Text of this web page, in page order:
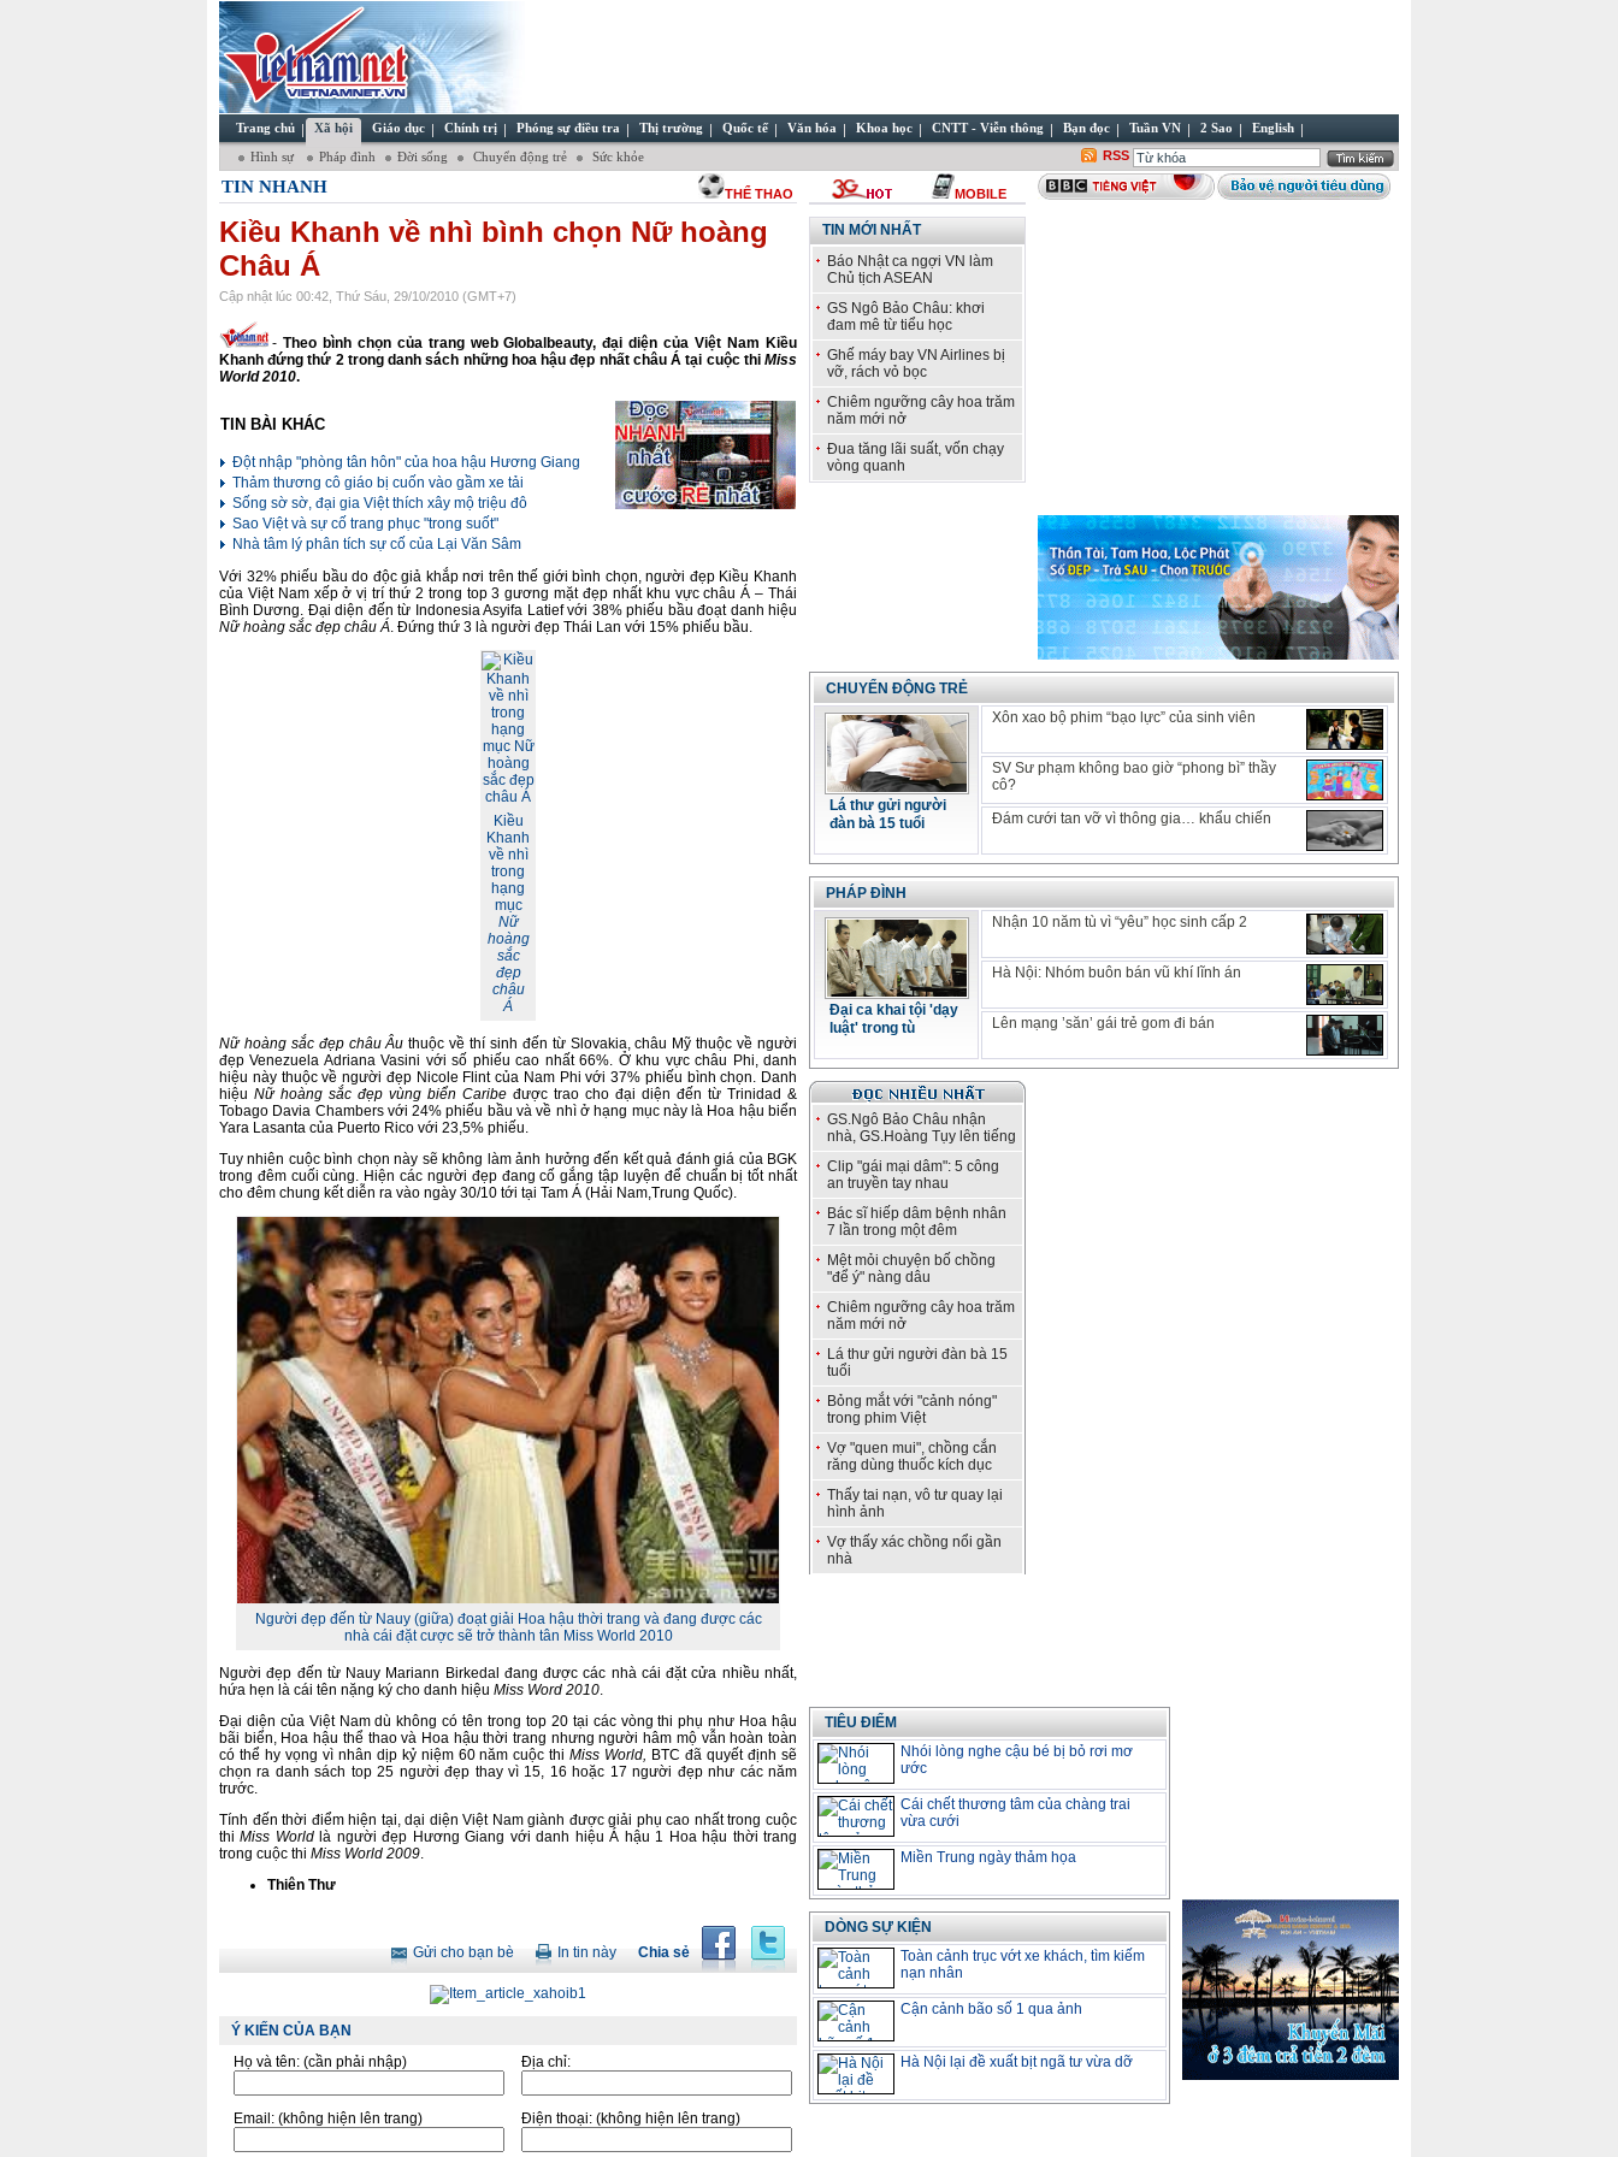
Trang chủ Xã hội Giáo dục Chính trị Phóng sự điều tra Thị trường Quốc tế Văn hóa Khoa học CNTT - Viễn thông Bạn đọc Tuần VN 2 Sao English
Hình sự Pháp đình Đời sống Chuyển động trẻ Sức khỏe RSS
TIN NHANH THỂ THAO MOBILE
Kiều Khanh về nhì bình chọn Nữ hoàng
Châu Á
Cập nhật lúc 00:42, Thứ Sáu, 29/10/2010 (GMT+7)
- Theo bình chọn của trang web Globalbeauty, đại diện của Việt Nam Kiều
Khanh đứng thứ 2 trong danh sách những hoa hậu đẹp nhất châu Á tại cuộc thi Miss
World2010.
TIN BÀI KHÁC
Đột nhập "phòng tân hôn" của hoa hậu Hương Giang
Thảm thương cô giáo bị cuốn vào gầm xe tải
Sống sờ sờ, đại gia Việt thích xây mộ triệu đô
Sao Việt và sự cố trang phục "trong suốt"
Nhà tâm lý phân tích sự cố của Lại Văn Sâm
Với 32% phiếu bầu do độc giả khắp nơi trên thế giới bình chọn, người đẹp Kiều Khanh
của Việt Nam xếp ở vị trí thứ 2 trong top 3 gương mặt đẹp nhất khu vực châu Á – Thái
Bình Dương. Đại diện đến từ Indonesia Asyifa Latief với 38% phiếu bầu đoạt danh hiệu
Nữ hoàng sắc đẹp châu Á. Đứng thứ 3 là người đẹp Thái Lan với 15% phiếu bầu.
Kiều
Khanh
về nhì
trong
hạng
mục
Nữ
hoàng
sắc
đẹp
châu
Á
Nữ hoàng sắc đẹp châu Âu thuộc về thí sinh đến từ Slovakia, châu Mỹ thuộc về người
đẹp Venezuela Adriana Vasini với số phiếu cao nhất 66%. Ở khu vực châu Phi, danh
hiệu này thuộc về người đẹp Nicole Flint của Nam Phi với 37% phiếu bình chọn. Danh
hiệu Nữ hoàng sắc đẹp vùng biển Caribe được trao cho đại diện đến từ Trinidad &
Tobago Davia Chambers với 24% phiếu bầu và về nhì ở hạng mục này là Hoa hậu biển
Yara Lasanta của Puerto Rico với 23,5% phiếu.
Tuy nhiên cuộc bình chọn này sẽ không làm ảnh hưởng đến kết quả đánh giá của BGK
trong đêm cuối cùng. Hiện các người đẹp đang cố gắng tập luyện để chuẩn bị tốt nhất
cho đêm chung kết diễn ra vào ngày 30/10 tới tại Tam Á (Hải Nam,Trung Quốc).
Người đẹp đến từ Nauy (giữa) đoạt giải Hoa hậu thời trang và đang được các
nhà cái đặt cược sẽ trở thành tân Miss World 2010
Người đẹp đến từ Nauy Mariann Birkedal đang được các nhà cái đặt cửa nhiều nhất,
hứa hẹn là cái tên nặng ký cho danh hiệu Miss Word 2010.
Đại diện của Việt Nam dù không có tên trong top 20 tại các vòng thi phụ như Hoa hậu
bãi biển, Hoa hậu thể thao và Hoa hậu thời trang nhưng người hâm mộ vẫn hoàn toàn
có thể hy vọng vì nhân dịp kỷ niệm 60 năm cuộc thiMiss World, BTC đã quyết định sẽ
chọn ra danh sách top 25 người đẹp thay vì 15, 16 hoặc 17 người đẹp như các năm
trước.
Tính đến thời điểm hiện tại, dại diện Việt Nam giành được giải phụ cao nhất trong cuộc
thiMiss World là người đẹp Hương Giang với danh hiệu Á hậu 1 Hoa hậu thời trang
trong cuộc thi Miss World 2009.
Thiên Thư
Chia sẻ
In tin này
Gửi cho bạn bè
Ý KIẾN CỦA BẠN
Họ và tên: (cần phải nhập) Địa chỉ:
Email: (không hiện lên trang) Điện thoại: (không hiện lên trang)
TIN MỚI NHẤT
Báo Nhật ca ngợi VN làm
Chủ tịch ASEAN
GS Ngô Bảo Châu: khơi
đam mê từ tiểu học
Ghế máy bay VN Airlines bị
vỡ, rách vỏ bọc
Chiêm ngưỡng cây hoa trăm
năm mới nở
Đua tăng lãi suất, vốn chạy
vòng quanh
CHUYỂN ĐỘNG TRẺ
Lá thư gửi người
đàn bà 15 tuổi
Xôn xao bộ phim “bạo lực” của sinh viên
SV Sư phạm không bao giờ “phong bì” thầy
cô?
Đám cưới tan vỡ vì thông gia… khẩu chiến
PHÁP ĐÌNH
Đại ca khai tội 'dạy
luật' trong tù
Nhận 10 năm tù vì “yêu” học sinh cấp 2
Hà Nội: Nhóm buôn bán vũ khí lĩnh án
Lên mạng ’săn’ gái trẻ gom đi bán
GS.Ngô Bảo Châu nhận
nhà, GS.Hoàng Tụy lên tiếng
Clip "gái mại dâm": 5 công
an truyền tay nhau
Bác sĩ hiếp dâm bệnh nhân
7 lần trong một đêm
Mệt mỏi chuyện bố chồng
"để ý" nàng dâu
Chiêm ngưỡng cây hoa trăm
năm mới nở
Lá thư gửi người đàn bà 15
tuổi
Bỏng mắt với "cảnh nóng"
trong phim Việt
Vợ "quen mui", chồng cắn
răng dùng thuốc kích dục
Thấy tai nạn, vô tư quay lại
hình ảnh
Vợ thấy xác chồng nổi gần
nhà
TIÊU ĐIỂM
Nhói lòng nghe cậu bé bị bỏ rơi mơ
ước
Cái chết thương tâm của chàng trai
vừa cưới
Miền Trung ngày thảm họa
DÒNG SỰ KIỆN
Toàn cảnh trục vớt xe khách, tìm kiếm
nạn nhân
Cận cảnh bão số 1 qua ảnh
Hà Nội lại đề xuất bịt ngã tư vừa dỡ